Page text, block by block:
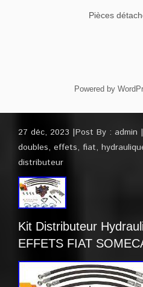
Pièces
Powered by
27 déc, 2023 Post By : admin
doubles, effets, fiat,
distributeur
Kit Distributeur
EFFETS FIAT